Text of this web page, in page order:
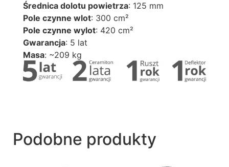
Średnica dolotu powietrza: 125 mm
Pole czynne wlot: 300 cm²
Pole czynne wylot: 420 cm²
Gwarancja: 5 lat
Masa: ~209 kg
Podobne produkty